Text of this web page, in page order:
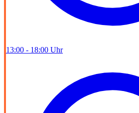
13:00 - 18:00 Uhr